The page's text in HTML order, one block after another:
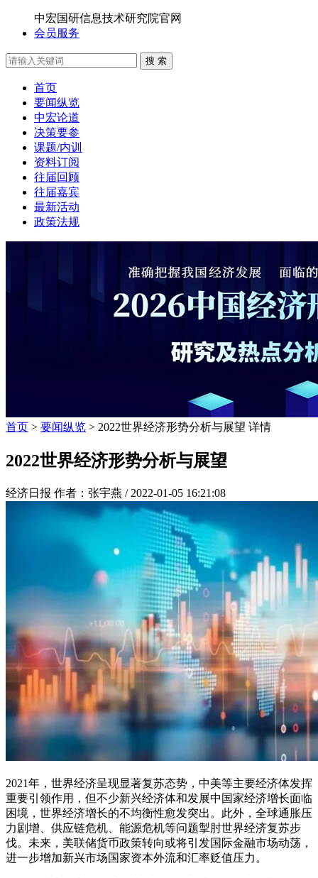
中宏国研信息技术研究院官网
会员服务
搜 索
首页
要闻纵览
中宏论道
决策要参
课题/内训
资料订阅
往届回顾
往届嘉宾
最新活动
政策法规
首页 > 要闻纵览 > 2022世界经济形势分析与展望 详情
2022世界经济形势分析与展望
经济日报 作者：张宇燕 / 2022-01-05 16:21:08
2021年，世界经济呈现显著复苏态势，中美等主要经济体发挥
重要引领作用，但不少新兴经济体和发展中国家经济增长面临
困境，世界经济增长的不均衡性愈发突出。此外，全球通胀压
力剧增、供应链危机、能源危机等问题掣肘世界经济复苏步
伐。未来，美联储货币政策转向或将引发国际金融市场动荡，
进一步增加新兴市场国家资本外流和汇率贬值压力。